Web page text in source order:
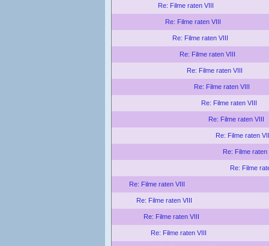
Re: Filme raten VIII
Re: Filme raten VIII
Re: Filme raten VIII
Re: Filme raten VIII
Re: Filme raten VIII
Re: Filme raten VIII
Re: Filme raten VIII
Re: Filme raten VIII
Re: Filme raten
Re: Filme raten
Re: Filme
Re: Filme raten VIII
Re: Filme raten VIII
Re: Filme raten VIII
Re: Filme raten VIII